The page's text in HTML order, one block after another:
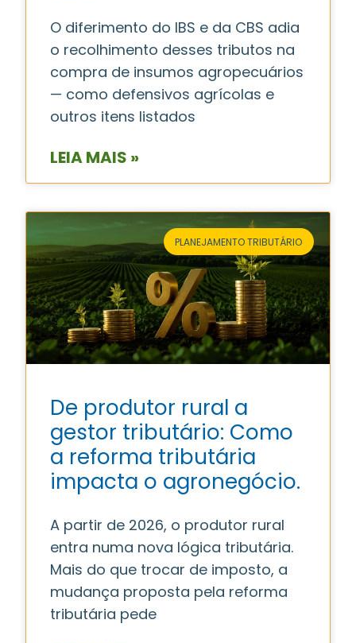
O diferimento do IBS e da CBS adia
o recolhimento desses tributos na
compra de insumos agropecuários
— como defensivos agrícolas e
outros itens listados
LEIA MAIS »
PLANEJAMENTO TRIBUTÁRIO
De produtor rural a
gestor tributário: Como
a reforma tributária
impacta o agronegócio.
A partir de 2026, o produtor rural
entra numa nova lógica tributária.
Mais do que trocar de imposto, a
mudança proposta pela reforma
tributária pede